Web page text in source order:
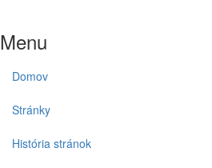
Menu
Domov
Stránky
História stránok